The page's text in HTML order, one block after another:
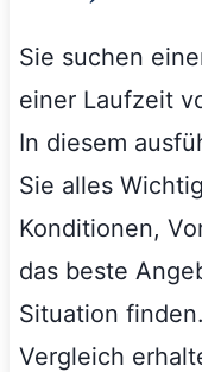
Sie suchen
einer Laufzeit
In diesem
Sie alles
Konditionen,
das beste
Situation
Vergleich